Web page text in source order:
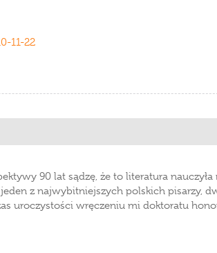
11-22
90 lat sądzę, że to literatura
z najwybitniejszych polskich pisarzy,
uroczystości wręczeniu mi doktoratu